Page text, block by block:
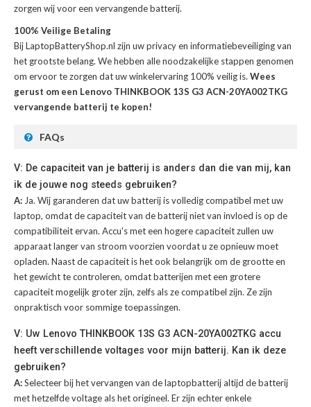
zorgen wij voor een vervangende batterij.
100% Veilige Betaling
Bij LaptopBatteryShop.nl zijn uw privacy en informatiebeveiliging van
het grootste belang. We hebben alle noodzakelijke stappen genomen
om ervoor te zorgen dat uw winkelervaring 100% veilig is. Wees
gerust om een Lenovo THINKBOOK 13S G3 ACN-20YA002TKG
vervangende batterij te kopen!
FAQs
V: De capaciteit van je batterij is anders dan die van mij, kan
ik de jouwe nog steeds gebruiken?
A: Ja. Wij garanderen dat uw batterij is volledig compatibel met uw
laptop, omdat de capaciteit van de batterij niet van invloed is op de
compatibiliteit ervan. Accu's met een hogere capaciteit zullen uw
apparaat langer van stroom voorzien voordat u ze opnieuw moet
opladen. Naast de capaciteit is het ook belangrijk om de grootte en
het gewicht te controleren, omdat batterijen met een grotere
capaciteit mogelijk groter zijn, zelfs als ze compatibel zijn. Ze zijn
onpraktisch voor sommige toepassingen.
V: Uw Lenovo THINKBOOK 13S G3 ACN-20YA002TKG accu
heeft verschillende voltages voor mijn batterij. Kan ik deze
gebruiken?
A:Selecteer bij het vervangen van de laptopbatterij altijd de batterij
met hetzelfde voltage als het origineel. Er zijn echter enkele